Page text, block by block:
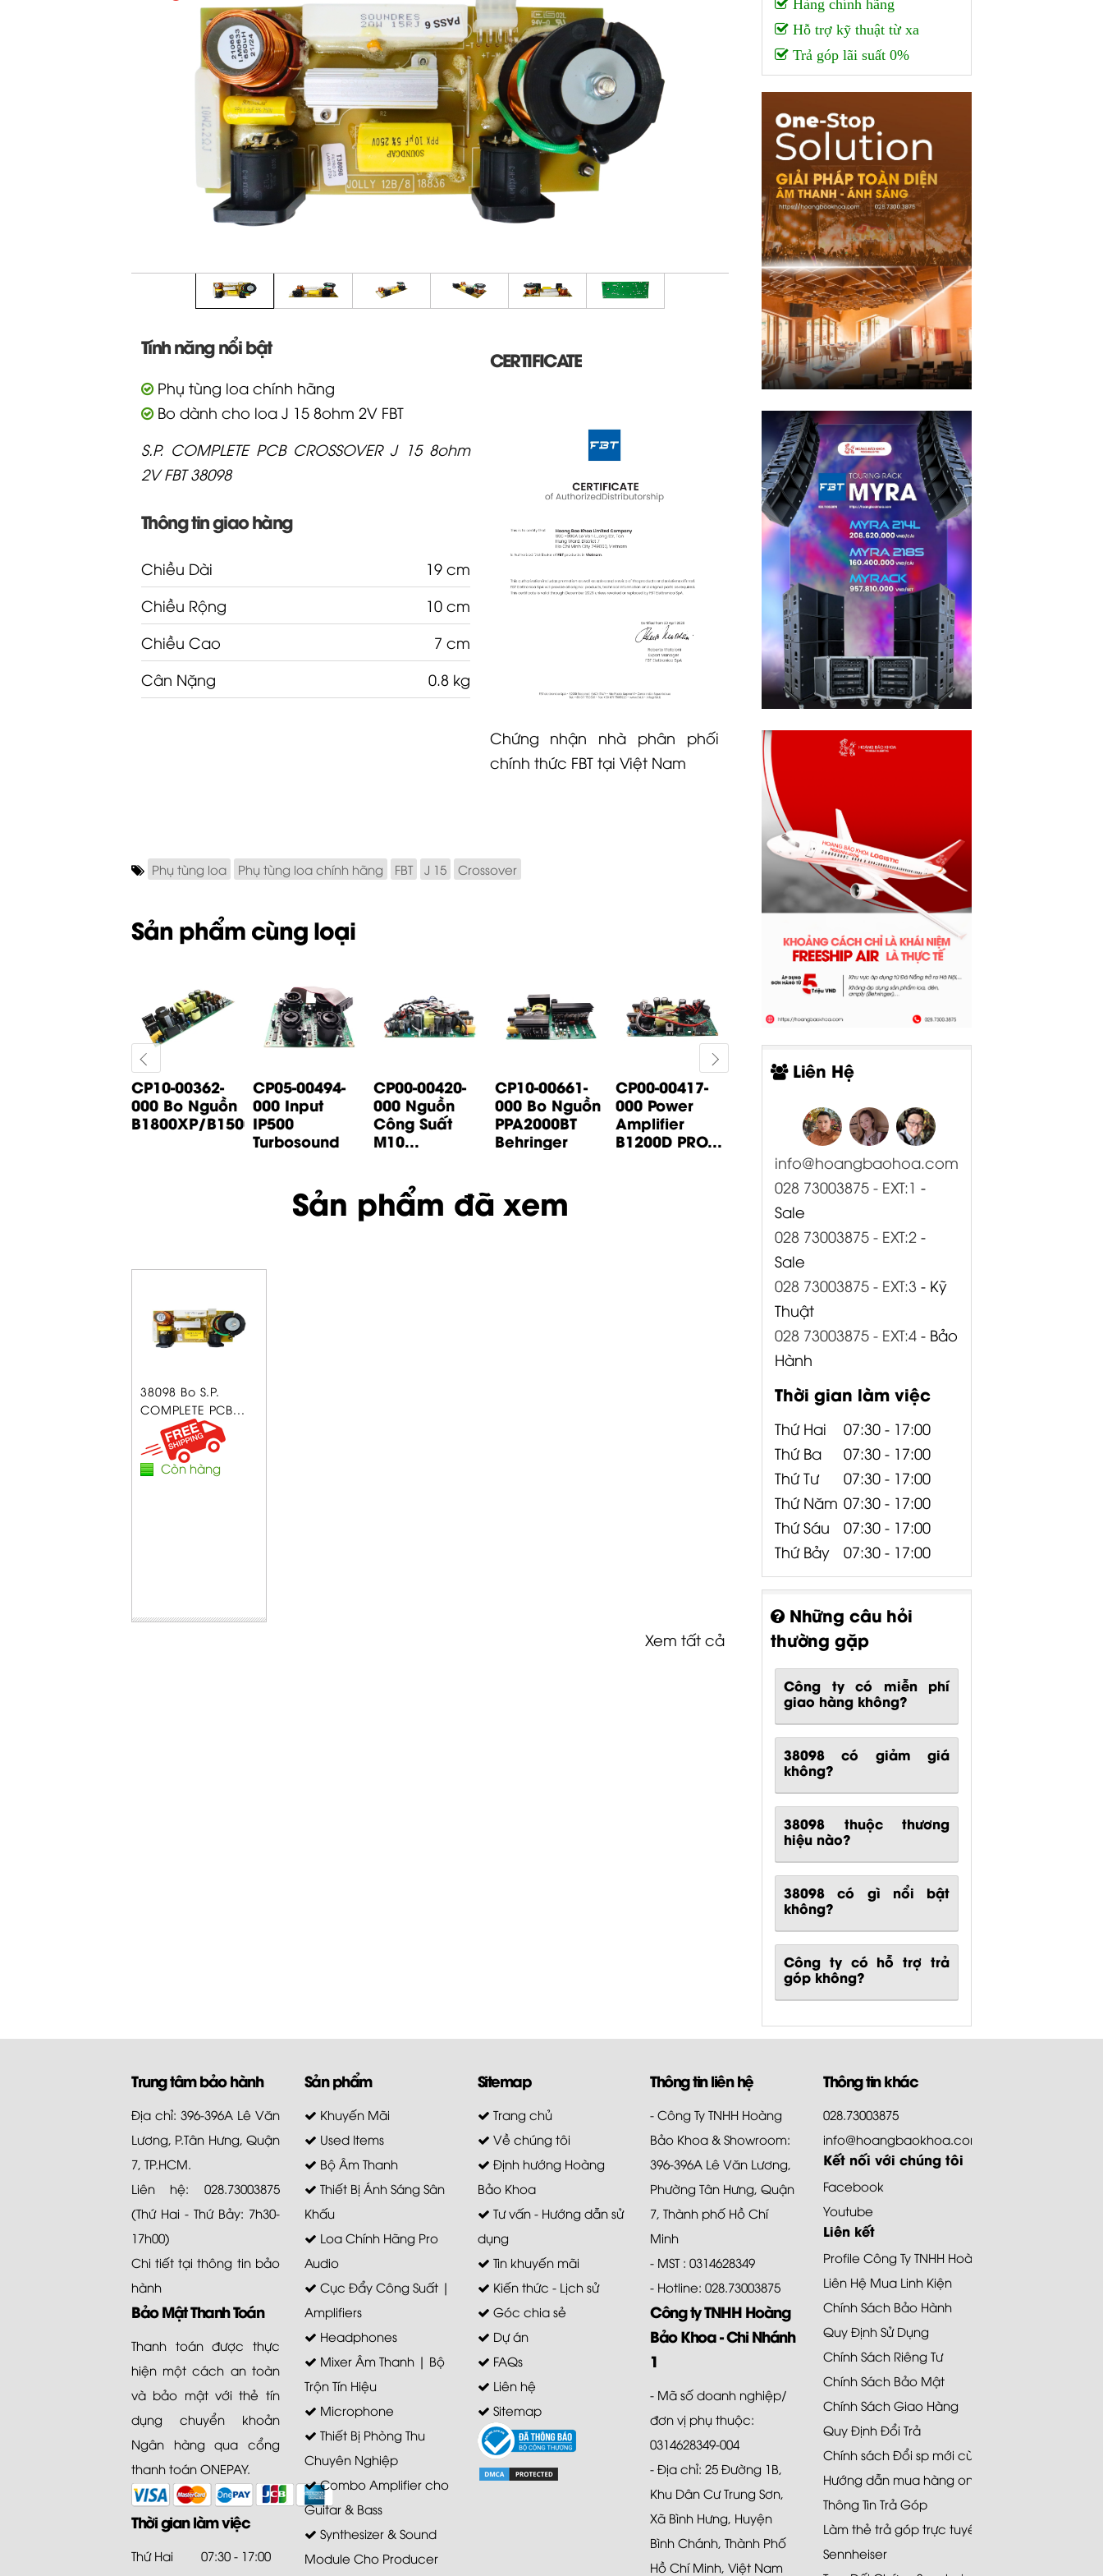
Tính năng nổi bật
Phụ tùng loa chính hãng
Bo dành cho loa J 15 8ohm 2V FBT
S.P. COMPLETE PCB CROSSOVER J 15 8ohm
2V FBT 38098
Thông tin giao hàng
Chiều Dài
19 cm
Chiều Rộng
10 cm
Chiều Cao
7 cm
Cân Nặng
0.8 kg
CERTIFICATE
Chứng nhận nhà phân phối
chính thức FBT tại Việt Nam
Phụ tùng loa Phụ tùng loa chính hãng FBT J 15 Crossover
Sản phẩm cùng loại
CP10-00362-
000 Bo Nguồn
B1800XP/B1500XP...
CP05-00494-
000 Input
IP500
Turbosound
CP00-00420-
000 Nguồn
Công Suất
M10...
CP10-00661-
000 Bo Nguồn
PPA2000BT
Behringer
CP00-00417-
000 Power
Amplifier
B1200D PRO...
CP05-00519-
000 Bo Input
B1500XP
Behringer
000 Bo Input
B1800XP
Behringer
Sản phẩm đã xem
38098 Bo S.P.
COMPLETE PCB...
Còn hàng
Xem tất cả
Hàng chính hãng
Hỗ trợ kỹ thuật từ xa
Trả góp lãi suất 0%
Liên Hệ
info@hoangbaohoa.com
028 73003875 - EXT:1 -
Sale
028 73003875 - EXT:2 -
Sale
028 73003875 - EXT:3 - Kỹ
Thuật
028 73003875 - EXT:4 - Bảo
Hành
Thời gian làm việc
Thứ Hai
07:30 - 17:00
Thứ Ba
07:30 - 17:00
Thứ Tư
07:30 - 17:00
Thứ Năm 07:30 - 17:00
Thứ Sáu
07:30 - 17:00
Thứ Bảy
07:30 - 17:00
Những câu hỏi
thường gặp
Công ty có miễn phí
giao hàng không?
38098 có giảm giá
không?
38098 thuộc thương
hiệu nào?
38098 có gì nổi bật
không?
Công ty có hỗ trợ trả
góp không?
Trung tâm bảo hành
Địa chỉ: 396-396A Lê Văn
Lương, P.Tân Hưng, Quận
7, TP.HCM.
Liên hệ: 028.73003875
(Thứ Hai - Thứ Bảy: 7h30-
17h00)
Chi tiết tạithông tin bảo
hành
Bảo Mật Thanh Toán
Thanh toán được thực
hiện một cách an toàn
và bảo mật với thẻ tín
dụng chuyển khoản
Ngân hàng qua cổng
thanh toán ONEPAY.
Thời gian làm việc
Thứ Hai
07:30 - 17:00
Sản phẩm
Khuyến Mãi
Used Items
Bộ Âm Thanh
Thiết Bị Ánh Sáng Sân
Khấu
Loa Chính Hãng Pro
Audio
Cục Đẩy Công Suất |
Amplifiers
Headphones
Mixer Âm Thanh | Bộ
Trộn Tín Hiệu
Microphone
Thiết Bị Phòng Thu
Chuyên Nghiệp
Combo Amplifier cho
Guitar & Bass
Synthesizer & Sound
Module Cho Producer
Sitemap
Trang chủ
Về chúng tôi
Định hướng Hoàng
Bảo Khoa
Tư vấn - Hướng dẫn sử
dụng
Tin khuyến mãi
Kiến thức - Lịch sử
Góc chia sẻ
Dự án
FAQs
Liên hệ
Sitemap
Thông tin liên hệ
- Công Ty TNHH Hoàng
Bảo Khoa & Showroom:
396-396A Lê Văn Lương,
Phường Tân Hưng, Quận
7, Thành phố Hồ Chí
Minh
- MST : 0314628349
- Hotline: 028.73003875
Công ty TNHH Hoàng
Bảo Khoa - Chi Nhánh
1
- Mã số doanh nghiệp/
đơn vị phụ thuộc:
0314628349-004
- Địa chỉ: 25 Đường 1B,
Khu Dân Cư Trung Sơn,
Xã Bình Hưng, Huyện
Bình Chánh, Thành Phố
Hồ Chí Minh, Việt Nam
Thông tin khác
028.73003875
info@hoangbaokhoa.com
Kết nối với chúng tôi
Facebook
Youtube
Liên kết
Profile Công Ty TNHH Hoàng Bảo Khoa
Liên Hệ Mua Linh Kiện
Chính Sách Bảo Hành
Quy Định Sử Dụng
Chính Sách Riêng Tư
Chính Sách Bảo Mật
Chính Sách Giao Hàng
Quy Định Đổi Trả
Chính sách Đổi sp mới cùng loại 48H
Hướng dẫn mua hàng online
Thông Tin Trả Góp
Làm thẻ trả góp trực tuyến
Sennheiser